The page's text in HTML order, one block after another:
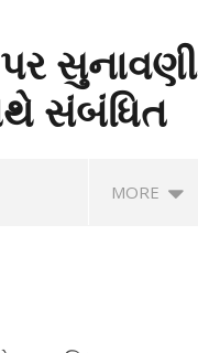
સુનાવણી
સંબંધિત
MORE